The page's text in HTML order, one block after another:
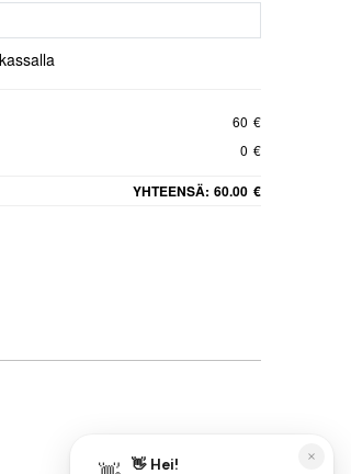
60 €
0 €
YHTEENSÄ: 60.00 €